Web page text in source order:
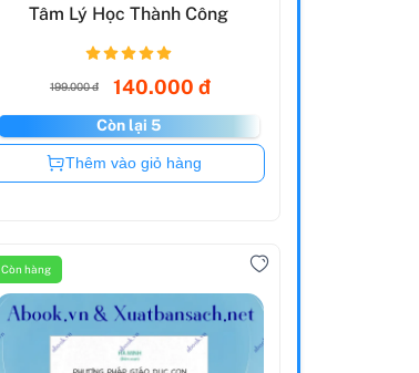
Tâm Lý Học Thành Công
199.000 đ 140.000 đ
Còn lại 5
Còn hàng
Thêm vào giỏ hàng
Còn hàng